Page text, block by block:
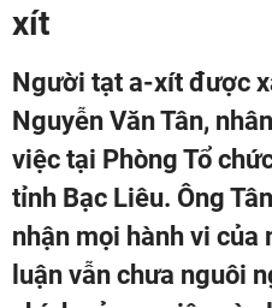
xít
Người tạt a-xít được
Nguyễn Văn Tân,
việc tại Phòng Tổ
tỉnh Bạc Liêu. Ông
nhận mọi hành vi của
luận vẫn chưa nguôi